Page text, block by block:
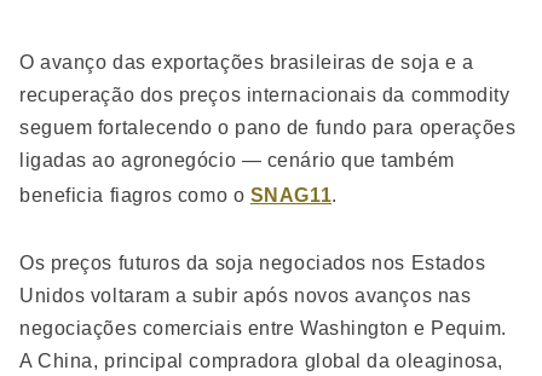
O avanço das exportações brasileiras de soja e a
recuperação dos preços internacionais da commodity
seguem fortalecendo o pano de fundo para operações
ligadas ao agronegócio — cenário que também
beneficia fiagros como o SNAG11.
Os preços futuros da soja negociados nos Estados
Unidos voltaram a subir após novos avanços nas
negociações comerciais entre Washington e Pequim.
A China, principal compradora global da oleaginosa,